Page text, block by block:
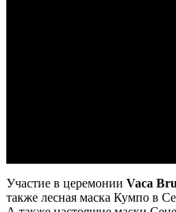
Участие в церемонии Vaca
также лесная маска Кумпо в